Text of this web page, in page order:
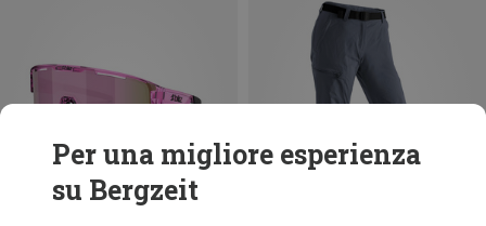
Per una migliore esperienza
su Bergzeit